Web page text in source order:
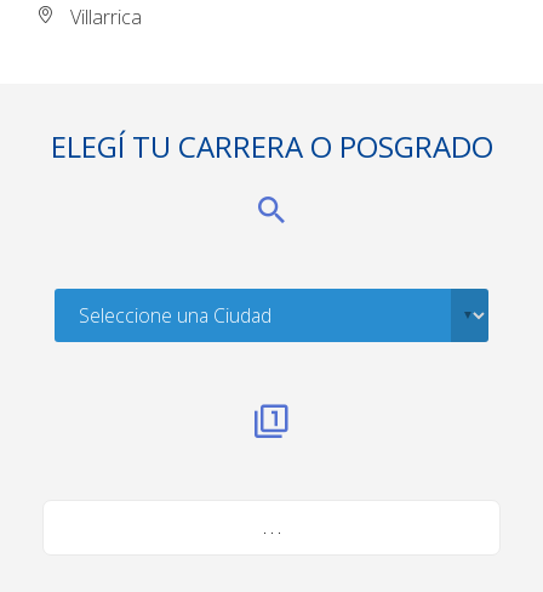
Villarrica
ELEGÍ TU CARRERA O POSGRADO
. . .